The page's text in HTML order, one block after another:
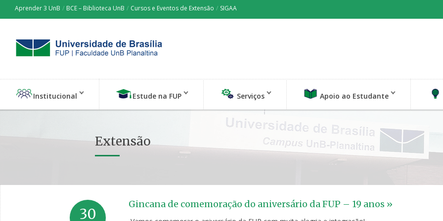
Aprender 3 UnB / BCE – Biblioteca UnB / Cursos e Eventos de Extensão / SIGAA
Institucional Estude na FUP Serviços Apoio ao Estudante
Extensão
30
Gincana de comemoração do aniversário da FUP – 19 anos »